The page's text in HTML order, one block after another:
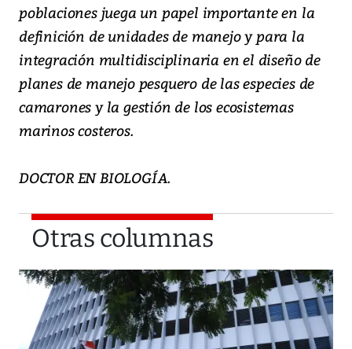
poblaciones juega un papel importante en la
definición de unidades de manejo y para la
integración multidisciplinaria en el diseño de
planes de manejo pesquero de las especies de
camarones y la gestión de los ecosistemas
marinos costeros.
DOCTOR EN BIOLOGÍA.
Otras columnas